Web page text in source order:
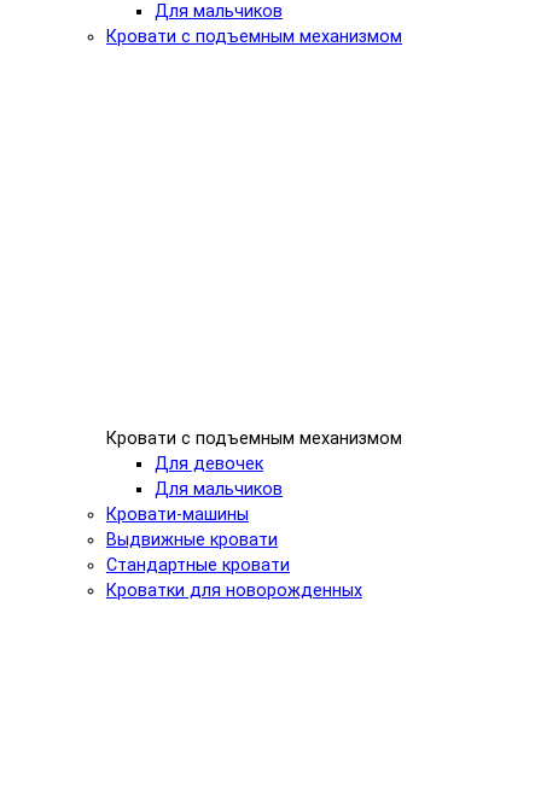
Для мальчиков
Кровати с подъемным механизмом
Кровати с подъемным механизмом
Для девочек
Для мальчиков
Кровати-машины
Выдвижные кровати
Стандартные кровати
Кроватки для новорожденных